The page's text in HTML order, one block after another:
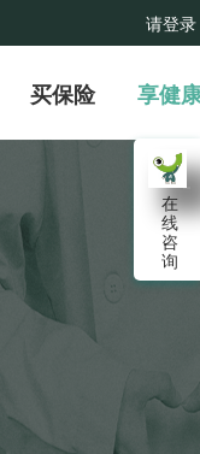
请登录
买保险 享健
在
线
咨
询